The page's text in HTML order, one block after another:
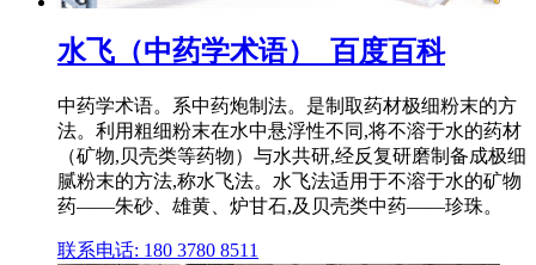
水飞（中药学术语）_百度百科
中药学术语。系中药炮制法。是制取药材极细粉末的方
法。利用粗细粉末在水中悬浮性不同,将不溶于水的药材
（矿物,贝壳类等药物）与水共研,经反复研磨制备成极细
腻粉末的方法,称水飞法。水飞法适用于不溶于水的矿物
药——朱砂、雄黄、炉甘石,及贝壳类中药——珍珠。
联系电话: 180 3780 8511